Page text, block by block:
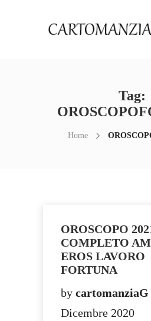
Tag:
Home
OROSCOPO
COMPLETO
EROS LAVORO
FORTUNA
by cartomanziaG
Dicembre 2020